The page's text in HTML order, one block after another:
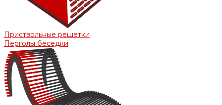
Приствольные решетки
Перголы беседки